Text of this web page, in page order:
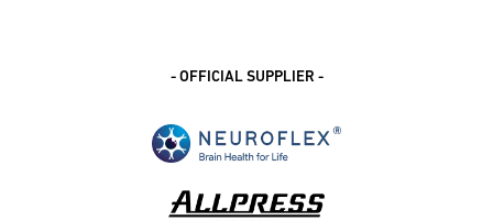
- OFFICIAL SUPPLIER -